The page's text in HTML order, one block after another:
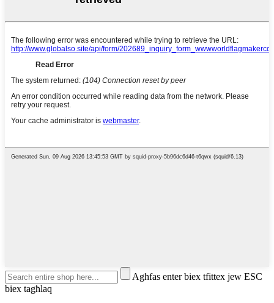
Agħfas enter biex tfittex jew ESC
biex tagħlaq